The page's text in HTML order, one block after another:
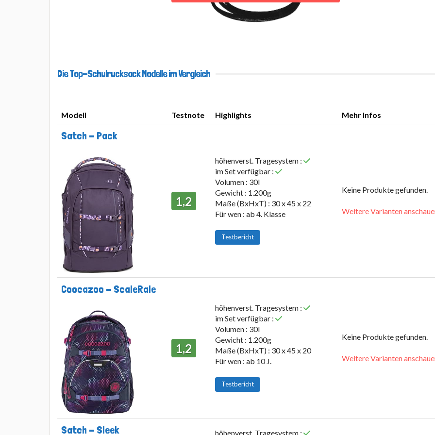
Die Top-Schulrucksack Modelle im Vergleich
Modell Testnote Highlights
Mehr Infos
Satch - Pack
1,2
höhenverst. Tragesystem :
im Set verfügbar :
Volumen : 30l
Gewicht : 1.200g
Maße (BxHxT) : 30 x 45 x 22
Für wen : ab 4. Klasse
Testbericht
Keine Produkte gefunden.
Weitere Varianten
Coocazoo - ScaleRale
1,2
höhenverst. Tragesystem :
im Set verfügbar :
Volumen : 30l
Gewicht : 1.200g
Maße (BxHxT) : 30 x 45 x 20
Für wen : ab 10 J.
Testbericht
Keine Produkte gefunden.
Weitere Varianten
Satch - Sleek höhenverst. Tragesystem :